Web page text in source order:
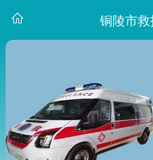
铜陵市救